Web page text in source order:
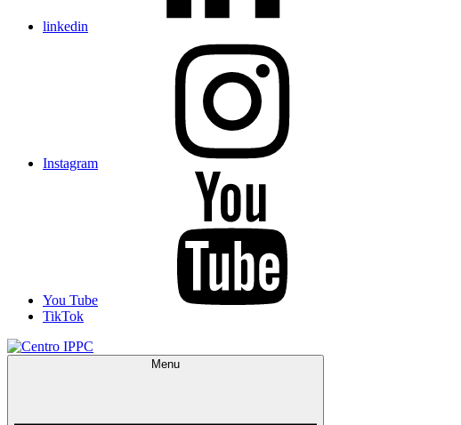
linkedin
Instagram
You Tube
TikTok
Menu